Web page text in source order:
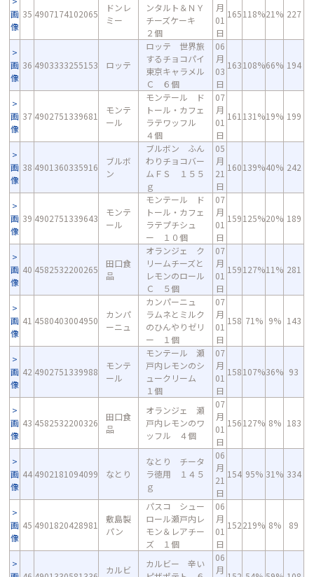
画
像
35 4907174102065
ドンレ
ミー
ンタルト＆ＮＹ
チーズケーキ
２個
月
01
日
165118%21% 227
画
像
36 4903333255153 ロッテ
ロッテ 世界旅
するチョコパイ
東京キャラメル
Ｃ ６個
06
月
03
日
163108%66% 194
画
像
37 4902751339681
モンテ
ール
モンテール ド
トール・カフェ
ラテワッフル
４個
07
月
01
日
161 131%19% 199
画
像
38 4901360335916
ブルボ
ン
ブルボン ふん
わりチョコバー
ムＦＳ １５５
ｇ
05
月
21
日
160139%40% 242
画
像
39 4902751339643
モンテ
ール
モンテール ド
トール・カフェ
ラテプチシュ
ー １０個
07
月
01
日
159125%20% 189
画
像
40 4582532200265
田口食
品
オランジェ ク
リームチーズと
レモンのロール
Ｃ ５個
07
月
01
日
159127%11% 281
画
像
41 4580403004950
カンパ
ーニュ
カンパーニュ
ラムネとミルク
のひんやりゼリ
ー １個
07
月
01
日
158 71% 9% 143
画
像
42 4902751339988
モンテ
ール
モンテール 瀬
戸内レモンのシ
ュークリーム
１個
07
月
01
日
158107%36% 93
画
像
43 4582532200326
田口食
品
オランジェ 瀬
戸内レモンのワ
ッフル ４個
07
月
01
日
156127% 8% 183
画
像
44 4902181094099 なとり
なとり チータ
ラ徳用 １４５
ｇ
06
月
21
日
154 95% 31% 334
画
像
45 4901820428981
敷島製
パン
パスコ シュー
ロール瀬戸内レ
モン＆レアチー
ズ １個
06
月
01
日
152219% 8% 89
カルビ
カルビー 辛い
06
月